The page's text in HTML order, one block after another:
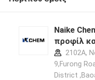
Naike
προφίλ
2102A,
9,Furong
District